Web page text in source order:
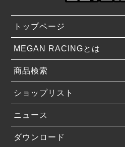
トップページ
MEGAN RACINGとは
商品検索
ショップリスト
ニュース
ダウンロード